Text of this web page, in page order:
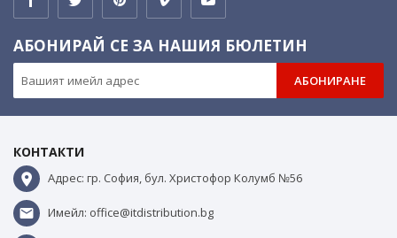
АБОНИРАЙ СЕ ЗА НАШИЯ БЮЛЕТИН
АБОНИРАНЕ
КОНТАКТИ
Адрес: гр. София, бул. Христофор Колумб №56
Имейл: office@itdistribution.bg